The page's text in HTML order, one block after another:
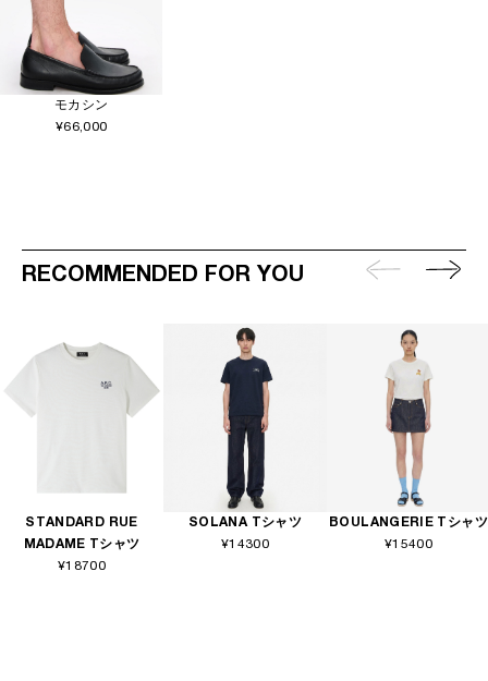
モカシン
¥66,000
RECOMMENDED FOR YOU
STANDARD RUE
MADAME Tシャツ
¥18700
SOLANA Tシャツ
¥14300
BOULANGERIE Tシャツ
¥15400